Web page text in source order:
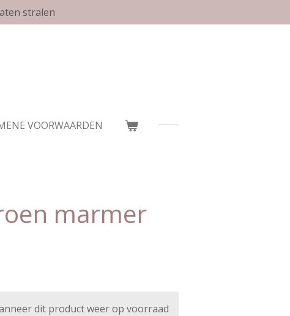
stralen
VOORWAARDEN
marmer
dit product weer op voorraad